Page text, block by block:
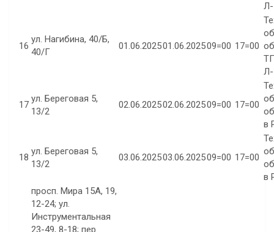
Л-
16
ул. Нагибина, 40/Б,
40/Г
01.06.202501.06.202509=00 17=00
Л-
17
ул. Береговая 5,
13/2
02.06.202502.06.202509=00 17=00
в
18
ул. Береговая 5,
13/2
03.06.202503.06.202509=00 17=00
в
просп. Мира 15А, 19,
12-24; ул.
Инструментальная
23-49, 8-18; пер.